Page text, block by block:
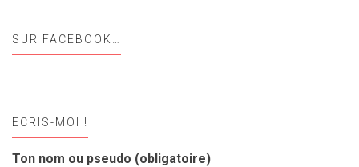
SUR FACEBOOK…
ECRIS-MOI !
Ton nom ou pseudo (obligatoire)